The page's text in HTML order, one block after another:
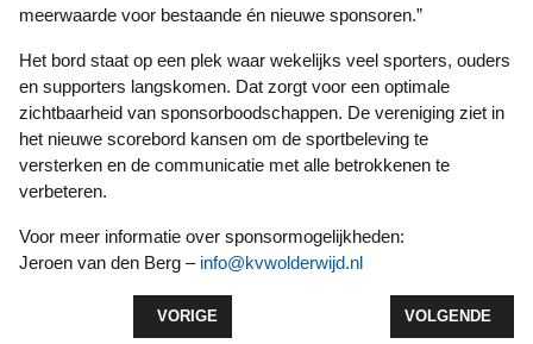
meerwaarde voor bestaande én nieuwe sponsoren.”
Het bord staat op een plek waar wekelijks veel sporters, ouders
en supporters langskomen. Dat zorgt voor een optimale
zichtbaarheid van sponsorboodschappen. De vereniging ziet in
het nieuwe scorebord kansen om de sportbeleving te
versterken en de communicatie met alle betrokkenen te
verbeteren.
Voor meer informatie over sponsormogelijkheden:
Jeroen van den Berg – info@kvwolderwijd.nl
VORIG ARTIKEL: ZEEWOLDER SNIPERS M16-2
VORIGE VOLGENDE
VOLGENDE